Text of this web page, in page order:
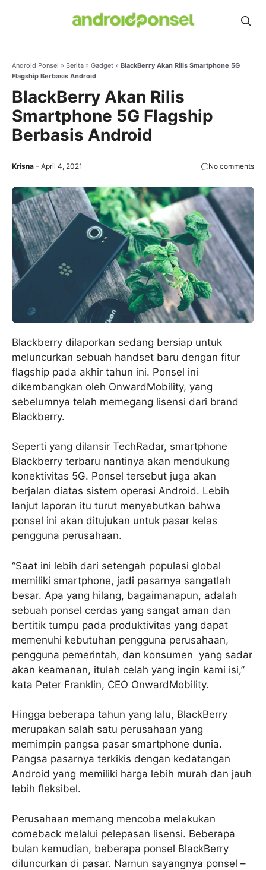
Android Ponsel » Berita » Gadget » BlackBerry Akan Rilis Smartphone 5G
Flagship Berbasis Android
BlackBerry Akan Rilis
Smartphone 5G Flagship
Berbasis Android
Krisna April 4, 2021 No comments
Blackberry dilaporkan sedang bersiap untuk
meluncurkan sebuah handset baru dengan fitur
flagship pada akhir tahun ini. Ponsel ini
dikembangkan oleh OnwardMobility, yang
sebelumnya telah memegang lisensi dari brand
Blackberry.
Seperti yang dilansir TechRadar, smartphone
Blackberry terbaru nantinya akan mendukung
konektivitas 5G. Ponsel tersebut juga akan
berjalan diatas sistem operasi Android. Lebih
lanjut laporan itu turut menyebutkan bahwa
ponsel ini akan ditujukan untuk pasar kelas
pengguna perusahaan.
“Saat ini lebih dari setengah populasi global
memiliki smartphone, jadi pasarnya sangatlah
besar. Apa yang hilang, bagaimanapun, adalah
sebuah ponsel cerdas yang sangat aman dan
bertitik tumpu pada produktivitas yang dapat
memenuhi kebutuhan pengguna perusahaan,
pengguna pemerintah, dan konsumen yang sadar
akan keamanan, itulah celah yang ingin kami isi,”
kata Peter Franklin, CEO OnwardMobility.
Hingga beberapa tahun yang lalu, BlackBerry
merupakan salah satu perusahaan yang
memimpin pangsa pasar smartphone dunia.
Pangsa pasarnya terkikis dengan kedatangan
Android yang memiliki harga lebih murah dan jauh
lebih fleksibel.
Perusahaan memang mencoba melakukan
comeback melalui pelepasan lisensi. Beberapa
bulan kemudian, beberapa ponsel BlackBerry
diluncurkan di pasar. Namun sayangnya ponsel –